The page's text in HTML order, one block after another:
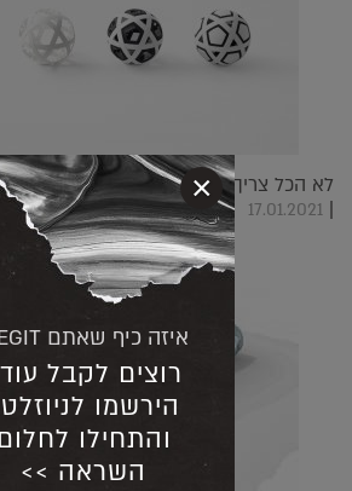
לא הכל צריך לנפח בחיים: זה הכדורגל
|
17.01.2021
איזה כיף שאתם LEGIT!
רוצים לקבל
הירשמו
והתחילו לחלום
השראה >>
×